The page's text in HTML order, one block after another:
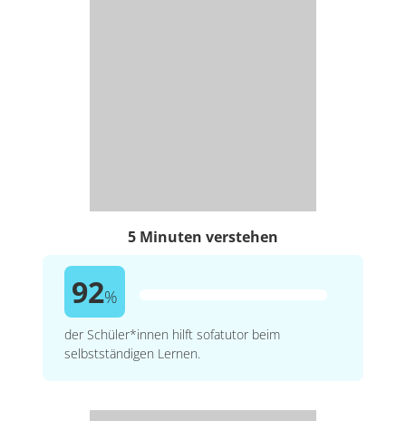
5 Minuten verstehen
92%
der Schüler*innen hilft sofatutor beim
selbstständigen Lernen.